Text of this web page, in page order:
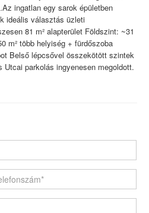
ingatlan egy sarok épületben
ideális választás üzleti
81 m² alapterület Földszint: ~31
m² több helyiség + fürdőszoba
Belső lépcsővel összekötött szintek
parkolás ingyenesen megoldott.